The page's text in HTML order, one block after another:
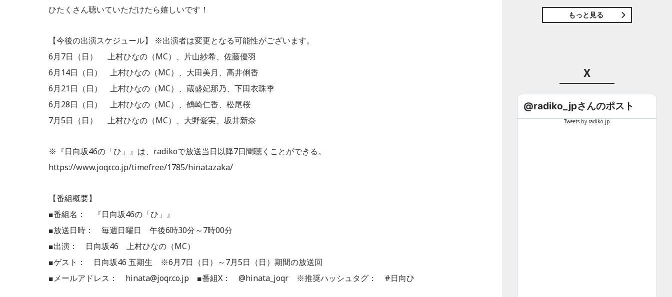
ひたくさん聴いていただけたら嬉しいです！
【今後の出演スケジュール】 ※出演者は変更となる可能性がございます。
6月7日（日） 上村ひなの（MC）、片山紗希、佐藤優羽
6月14日（日） 上村ひなの（MC）、大田美月、高井俐香
6月21日（日） 上村ひなの（MC）、蔵盛妃那乃、下田衣珠季
6月28日（日） 上村ひなの（MC）、鶴崎仁香、松尾桜
7月5日（日） 上村ひなの（MC）、大野愛実、坂井新奈
※『日向坂46の「ひ」』は、radikoで放送当日以降7日間聴くことができる。
https://www.joqr.co.jp/timefree/1785/hinatazaka/
【番組概要】
■番組名： 『日向坂46の「ひ」』
■放送日時： 毎週日曜日 午後6時30分～7時00分
■出演： 日向坂46 上村ひなの（MC）
■ゲスト： 日向坂46 五期生 ※6月7日（日）～7月5日（日）期間の放送回
■メールアドレス： hinata@joqr.co.jp ■番組X： @hinata_joqr ※推奨ハッシュタグ： #日向ひ
もっと見る
X
@radiko_jpさんのポスト
Tweets by radiko_jp